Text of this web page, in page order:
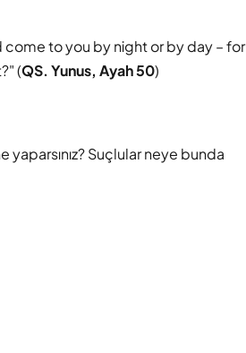
to you by night or by day – for
(QS. Yunus, Ayah 50)
yaparsınız? Suçlular neye bunda